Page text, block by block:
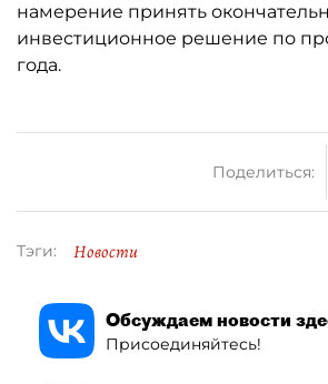
намерение принять
инвестиционное решение по
года.
Поделиться:
Тэги: Новости
Обсуждаем новости
Присоединяйтесь!